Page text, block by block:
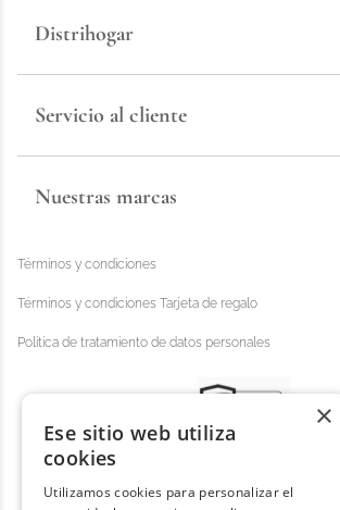
Distrihogar
Servicio al cliente
Nuestras marcas
Términos y condiciones
Términos y condiciones Tarjeta de regalo
Política de tratamiento de datos personales
×
Ese sitio web utiliza
cookies
Utilizamos cookies para personalizar el